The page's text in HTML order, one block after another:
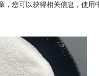
，您可以获得相关信息，使用